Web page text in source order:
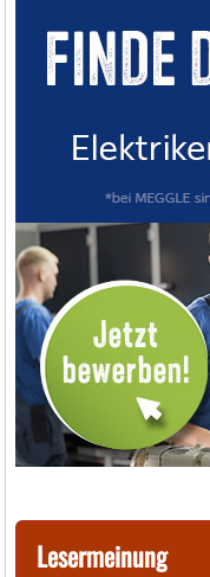
Lesermeinung